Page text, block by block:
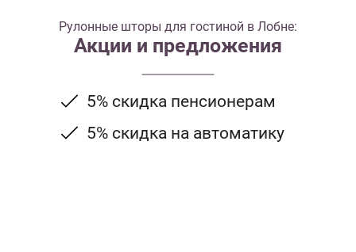
Рулонные шторы для гостиной в Лобне:
Акции и предложения
5% скидка пенсионерам
5% скидка на автоматику